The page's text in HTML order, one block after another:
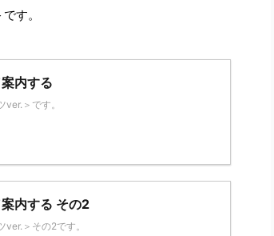
す。
内する
＞です。
内する その2
＞その2です。